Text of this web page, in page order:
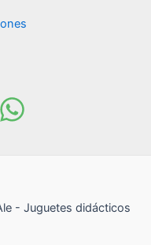
- Juguetes didácticos